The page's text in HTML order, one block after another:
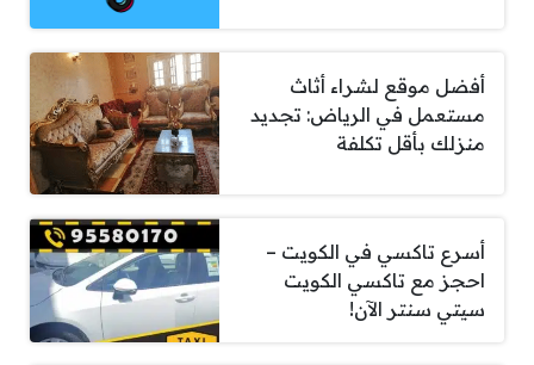
أفضل موقع لشراء أثاث
مستعمل في الرياض: تجديد
منزلك بأقل تكلفة
أسرع تاكسي في الكويت –
احجز مع تاكسي الكويت
سيتي سنتر الآن!